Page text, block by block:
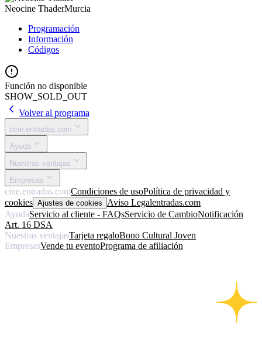
Neocine ThaderMurcia
Programación
Información
Códigos
Función no disponible
SHOW_SOLD_OUT
Volver al programa
cine.entradas.com
Ayuda
Nuestras ventajas
Empresas
cine.entradas.comCondiciones de usoPolítica de privacidad y
cookies Ajustes de cookies Aviso Legalentradas.com
AyudaServicio al cliente - FAQsServicio de CambioNotificación
Art. 16 DSA
Nuestras ventajasTarjeta regaloBono Cultural Joven
EmpresasVende tu eventoPrograma de afiliación